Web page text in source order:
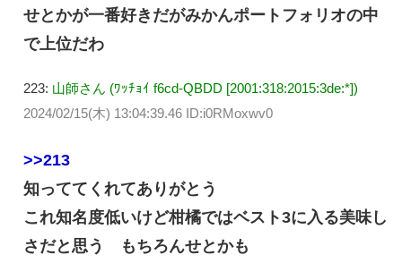
せとかが一番好きだがみかんポートフォリオの中
で上位だわ
223: 山師さん (ﾜｯﾁｮｲ f6cd-QBDD [2001:318:2015:3de:*])
2024/02/15(木) 13:04:39.46 ID:i0RMoxwv0
>>213
知っててくれてありがとう
これ知名度低いけど柑橘ではベスト3に入る美味し
さだと思う もちろんせとかも